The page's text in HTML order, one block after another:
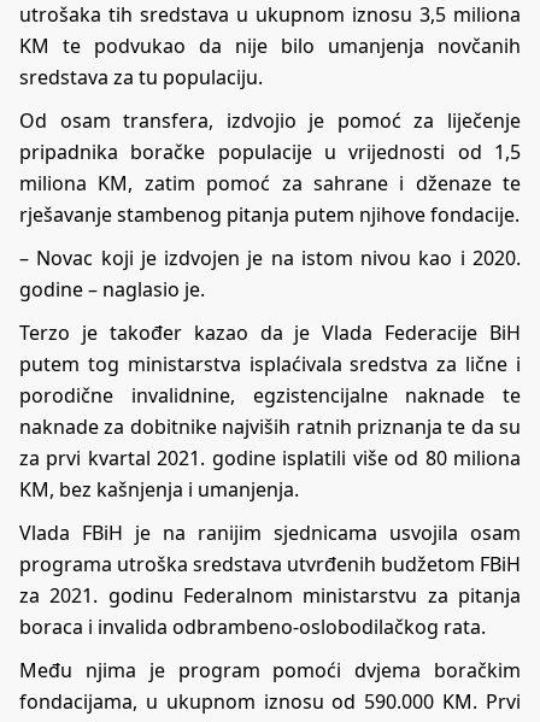
utrošaka tih sredstava u ukupnom iznosu 3,5 miliona
KM te podvukao da nije bilo umanjenja novčanih
sredstava za tu populaciju.
Od osam transfera, izdvojio je pomoć za liječenje
pripadnika boračke populacije u vrijednosti od 1,5
miliona KM, zatim pomoć za sahrane i dženaze te
rješavanje stambenog pitanja putem njihove fondacije.
– Novac koji je izdvojen je na istom nivou kao i 2020.
godine – naglasio je.
Terzo je također kazao da je Vlada Federacije BiH
putem tog ministarstva isplaćivala sredstva za lične i
porodične invalidnine, egzistencijalne naknade te
naknade za dobitnike najviših ratnih priznanja te da su
za prvi kvartal 2021. godine isplatili više od 80 miliona
KM, bez kašnjenja i umanjenja.
Vlada FBiH je na ranijim sjednicama usvojila osam
programa utroška sredstava utvrđenih budžetom FBiH
za 2021. godinu Federalnom ministarstvu za pitanja
boraca i invalida odbrambeno-oslobodilačkog rata.
Među njima je program pomoći dvjema boračkim
fondacijama, u ukupnom iznosu od 590.000 KM. Prvi